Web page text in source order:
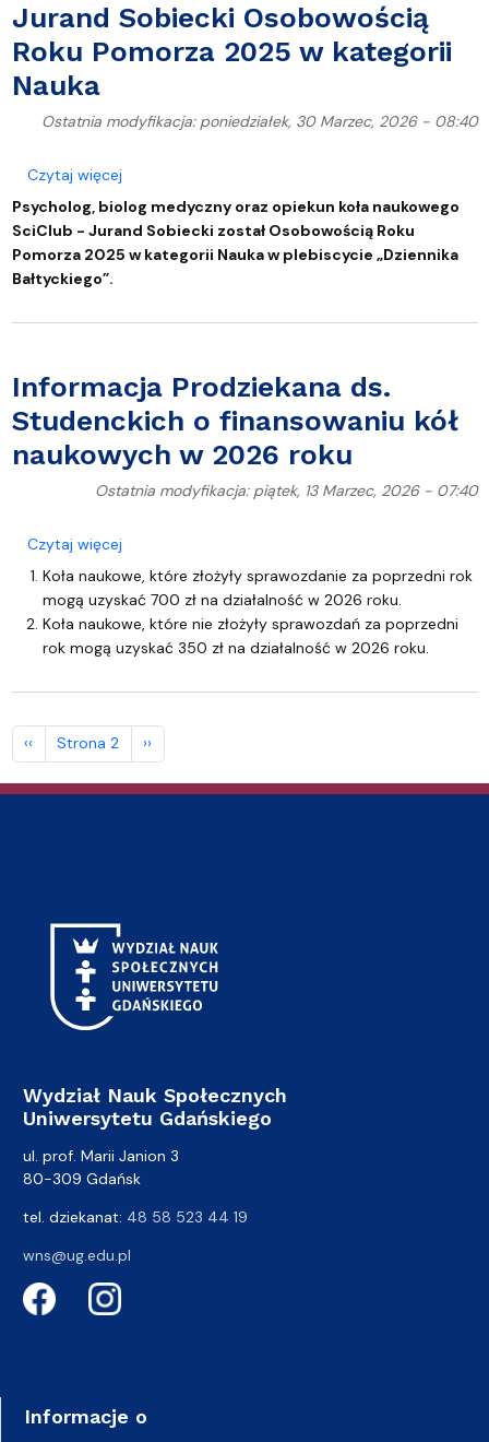
Jurand Sobiecki Osobowością
Roku Pomorza 2025 w kategorii
Nauka
Ostatnia modyfikacja: poniedziałek, 30 Marzec, 2026 - 08:40
Czytaj więcejo Jurand Sobiecki Osobowością Roku Pomorza
Psycholog, biolog medyczny oraz opiekun koła naukowego
SciClub - Jurand Sobiecki został Osobowością Roku
Pomorza 2025 w kategorii Nauka w plebiscycie „Dziennika
Bałtyckiego”.
Informacja Prodziekana ds.
Studenckich o finansowaniu kół
naukowych w 2026 roku
Ostatnia modyfikacja: piątek, 13 Marzec, 2026 - 07:40
Czytaj więcejo Informacja Prodziekana ds. Studenckich o
Koła naukowe, które złożyły sprawozdanie za poprzedni rok
mogą uzyskać 700 zł na działalność w 2026 roku.
Koła naukowe, które nie złożyły sprawozdań za poprzedni
rok mogą uzyskać 350 zł na działalność w 2026 roku.
Stronicowanie
Poprzednia strona
‹‹ Strona 2 Następna strona
››
Wydział Nauk Społecznych
Uniwersytetu Gdańskiego
ul. prof. Marii Janion 3
80-309 Gdańsk
tel. dziekanat: 48 58 523 44 19
wns@ug.edu.pl
Informacje o